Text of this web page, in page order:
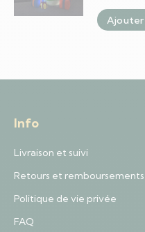
Ajouter
Info
Livraison et suivi
Retours et remboursements
Politique de vie privée
FAQ